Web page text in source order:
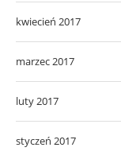
kwiecień 2017
marzec 2017
luty 2017
styczeń 2017